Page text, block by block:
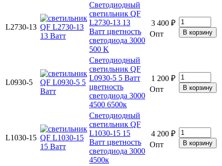
L2730-13
Светодиодный
светильник QF
L2730-13 13
Ватт цветность
светодиода 3000
500 K
3 400 ₽
Опт
L0930-5
Светодиодный
светильник QF
L0930-5 5 Ватт
цветность
светодиода 3000
4500 6500к
1 200 ₽
Опт
L1030-15
Светодиодный
светильник QF
L1030-15 15
Ватт цветность
светодиода 3000
4500к
4 200 ₽
Опт